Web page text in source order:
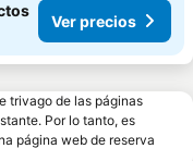
Ver precios
trivago de las páginas
Por lo tanto, es
página web de reserva